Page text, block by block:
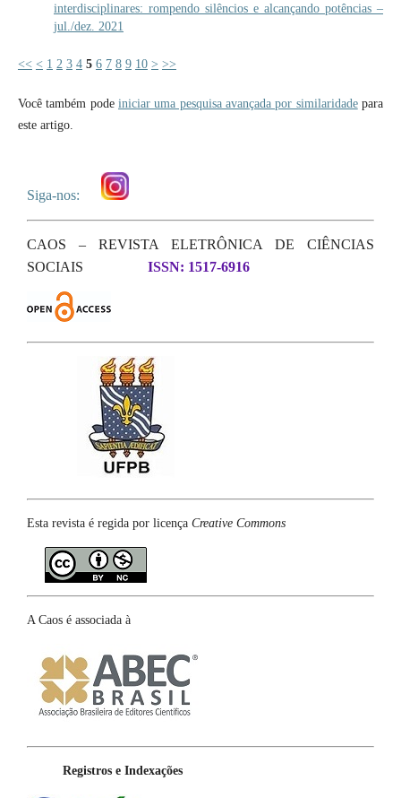
interdisciplinares: rompendo silêncios e alcançando potências –
jul./dez. 2021
<< < 1 2 3 4 5 6 7 8 9 10 > >>
Você também pode iniciar uma pesquisa avançada por similaridadepara
este artigo.
Siga-nos:
CAOS – REVISTA ELETRÔNICA DE CIÊNCIAS
SOCIAIS
ISSN: 1517-6916
Esta revista é regida por licença Creative Commons
A Caos é associada à
Registros e Indexações